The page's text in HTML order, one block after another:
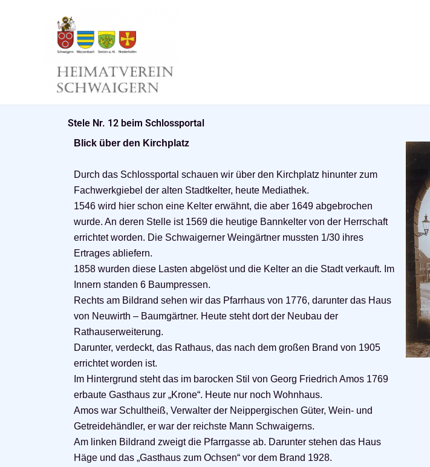
Stele Nr. 12 beim Schlossportal
Blick über den Kirchplatz
Durch das Schlossportal schauen wir über den Kirchplatz hinunter zum
Fachwerkgiebel der alten Stadtkelter, heute Mediathek.
1546 wird hier schon eine Kelter erwähnt, die aber 1649 abgebrochen
wurde. An deren Stelle ist 1569 die heutige Bannkelter von der Herrschaft
errichtet worden. Die Schwaigerner Weingärtner mussten 1/30 ihres
Ertrages abliefern.
1858 wurden diese Lasten abgelöst und die Kelter an die Stadt verkauft. Im
Innern standen 6 Baumpressen.
Rechts am Bildrand sehen wir das Pfarrhaus von 1776, darunter das Haus
von Neuwirth – Baumgärtner. Heute steht dort der Neubau der
Rathauserweiterung.
Darunter, verdeckt, das Rathaus, das nach dem großen Brand von 1905
errichtet worden ist.
Im Hintergrund steht das im barocken Stil von Georg Friedrich Amos 1769
erbaute Gasthaus zur „Krone“. Heute nur noch Wohnhaus.
Amos war Schultheiß, Verwalter der Neippergischen Güter, Wein- und
Getreidehändler, er war der reichste Mann Schwaigerns.
Am linken Bildrand zweigt die Pfarrgasse ab. Darunter stehen das Haus
Häge und das „Gasthaus zum Ochsen“ vor dem Brand 1928.